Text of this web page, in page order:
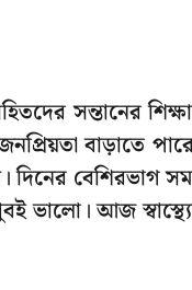
সন্তানের
বাড়াতে
দিনের বেশিরভাগ
ভালো। আজ